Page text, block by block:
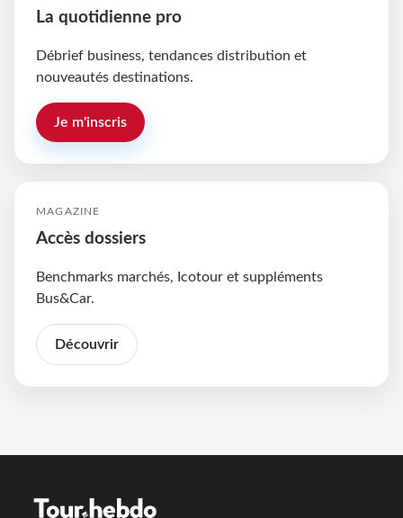
La quotidienne pro
Débrief business, tendances distribution et
nouveautés destinations.
Je m'inscris
MAGAZINE
Accès dossiers
Benchmarks marchés, Icotour et suppléments
Bus&Car.
Découvrir